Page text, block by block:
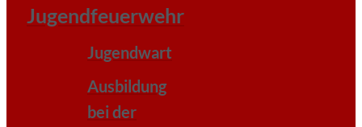
Jugendfeuerwehr
Jugendwart
Ausbildung
bei der